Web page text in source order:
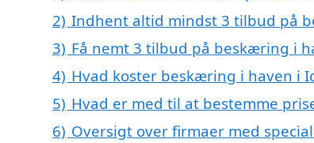
2) Indhent altid mindst 3 tilbud på
3) Få nemt 3 tilbud på beskæring i
4) Hvad koster beskæring i haven i
5) Hvad er med til at bestemme
6) Oversigt over firmaer med